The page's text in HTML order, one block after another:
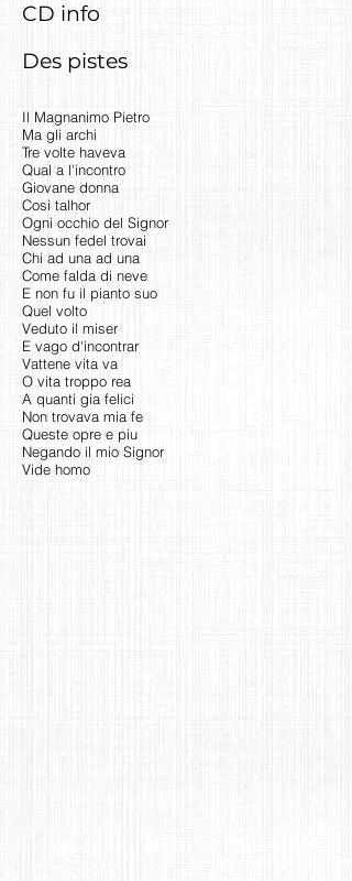
CD info
Des pistes
Il Magnanimo Pietro
Ma gli archi
Tre volte haveva
Qual a l'incontro
Giovane donna
Cosi talhor
Ogni occhio del Signor
Nessun fedel trovai
Chi ad una ad una
Come falda di neve
E non fu il pianto suo
Quel volto
Veduto il miser
E vago d'incontrar
Vattene vita va
O vita troppo rea
A quanti gia felici
Non trovava mia fe
Queste opre e piu
Negando il mio Signor
Vide homo